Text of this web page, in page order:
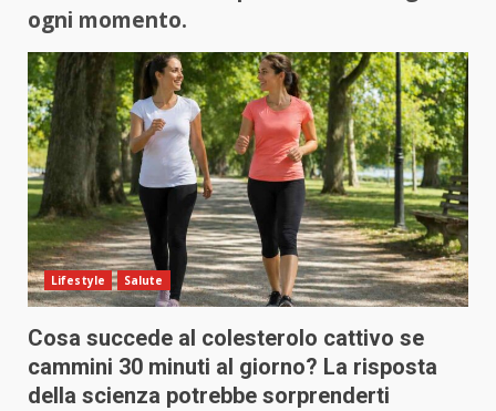
ogni momento.
Lifestyle Salute
Cosa succede al colesterolo cattivo se
cammini 30 minuti al giorno? La risposta
della scienza potrebbe sorprenderti